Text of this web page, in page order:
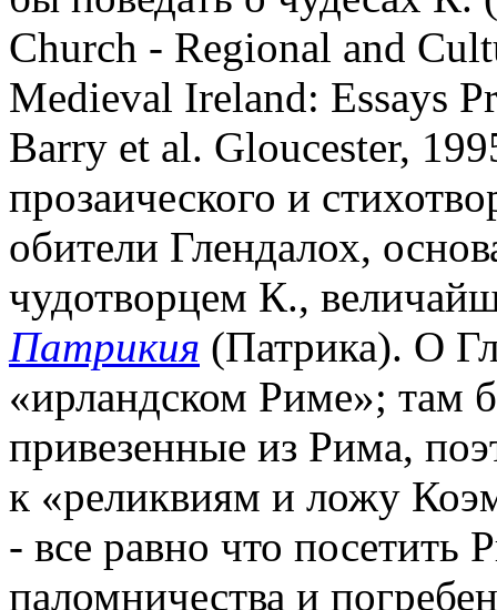
Church - Regional and
Medieval Ireland: Essays
Barry et al. Gloucester,
прозаического и
обители Глендалох,
чудотворцем К.,
Патрикия (Патрика). О
«ирландском Риме»; там
привезенные из Рима,
к «реликвиям и ложу
- все равно что посетить
паломничества и